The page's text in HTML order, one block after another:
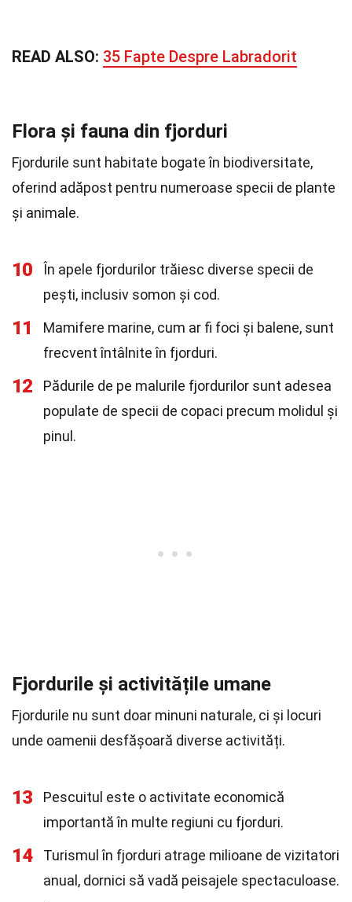
READ ALSO: 35 Fapte Despre Labradorit
Flora și fauna din fjorduri
Fjordurile sunt habitate bogate în biodiversitate,
oferind adăpost pentru numeroase specii de plante
și animale.
10
În apele fjordurilor trăiesc diverse specii de
pești, inclusiv somon și cod.
11
Mamifere marine, cum ar fi foci și balene, sunt
frecvent întâlnite în fjorduri.
12
Pădurile de pe malurile fjordurilor sunt adesea
populate de specii de copaci precum molidul și
pinul.
Fjordurile și activitățile umane
Fjordurile nu sunt doar minuni naturale, ci și locuri
unde oamenii desfășoară diverse activități.
13
Pescuitul este o activitate economică
importantă în multe regiuni cu fjorduri.
14
Turismul în fjorduri atrage milioane de vizitatori
anual, dornici să vadă peisajele spectaculoase.